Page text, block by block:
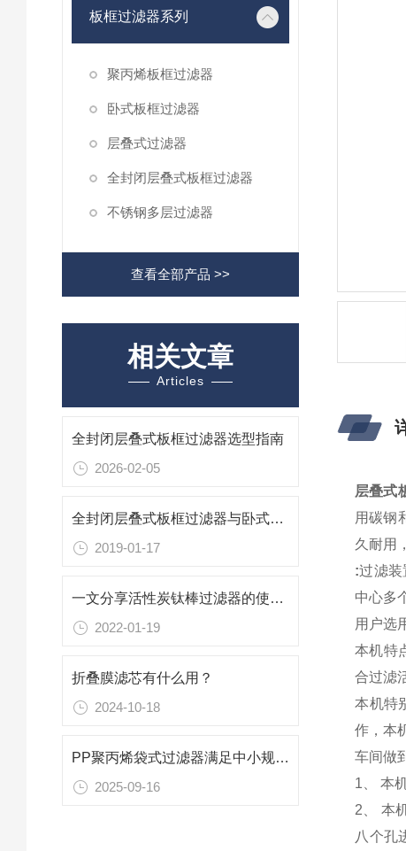
板框过滤器系列
聚丙烯板框过滤器
卧式板框过滤器
层叠式过滤器
全封闭层叠式板框过滤器
不锈钢多层过滤器
查看全部产品 >>
相关文章
Articles
全封闭层叠式板框过滤器选型指南
2026-02-05
全封闭层叠式板框过滤器与卧式板框过滤器的使用对比
2019-01-17
一文分享活性炭钛棒过滤器的使用注意事项
2022-01-19
折叠膜滤芯有什么用？
2024-10-18
PP聚丙烯袋式过滤器满足中小规模生产与民用过滤的需求
2025-09-16
层叠式
用碳钢
久耐用
:过滤装
中心多
用户选
本机特
合过滤
本机特
作，本
车间做
1、 本
2、 本
八个孔